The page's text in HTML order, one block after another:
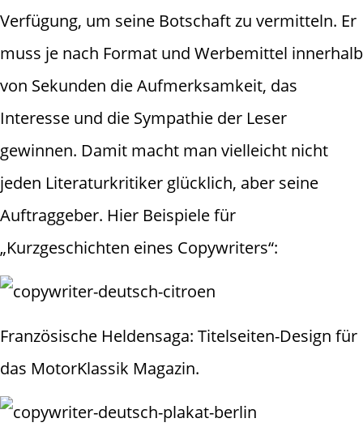
Verfügung, um seine Botschaft zu vermitteln. Er
muss je nach Format und Werbemittel innerhalb
von Sekunden die Aufmerksamkeit, das
Interesse und die Sympathie der Leser
gewinnen. Damit macht man vielleicht nicht
jeden Literaturkritiker glücklich, aber seine
Auftraggeber. Hier Beispiele für
„Kurzgeschichten eines Copywriters“:
Französische Heldensaga: Titelseiten-Design für
das MotorKlassik Magazin.